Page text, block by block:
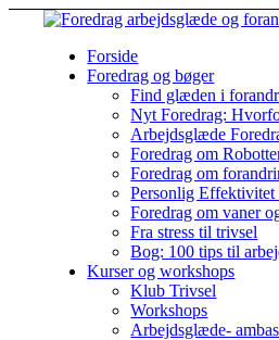
Forside
Foredrag og bøger
Find glæden i
Nyt Foredrag:
Arbejdsglæde
Foredrag om
Foredrag om
Personlig Effektivitet
Foredrag om vaner
Fra stress til trivsel
Bog: 100 tips til
Kurser og workshops
Klub Trivsel
Workshops
Arbejdsglæde-